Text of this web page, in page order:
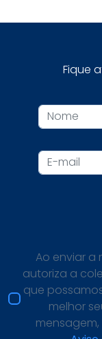
Fique
Ao enviar a
autoriza a
que
melhor